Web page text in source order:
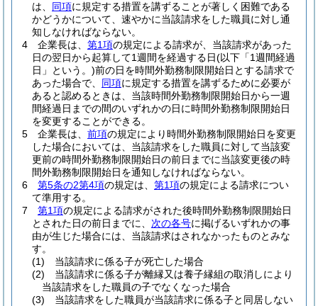
は、 同項に規定する措置を講ずることが著しく困難である
かどうかについて、速やかに当該請求をした職員に対し通
知しなければならない。
4
企業長は、 第1項の規定による請求が、当該請求があった
日の翌日から起算して1週間を経過する日(以下「1週間経過
日」という。)前の日を時間外勤務制限開始日とする請求で
あった場合で、 同項に規定する措置を講ずるために必要が
あると認めるときは、当該時間外勤務制限開始日から一週
間経過日までの間のいずれかの日に時間外勤務制限開始日
を変更することができる。
5
企業長は、 前項の規定により時間外勤務制限開始日を変更
した場合においては、当該請求をした職員に対して当該変
更前の時間外勤務制限開始日の前日までに当該変更後の時
間外勤務制限開始日を通知しなければならない。
6
第5条の2第4項の規定は、 第1項の規定による請求につい
て準用する。
7
第1項の規定による請求がされた後時間外勤務制限開始日
とされた日の前日までに、 次の各号に掲げるいずれかの事
由が生じた場合には、当該請求はされなかったものとみな
す。
(1)
当該請求に係る子が死亡した場合
(2)
当該請求に係る子が離縁又は養子縁組の取消しにより
当該請求をした職員の子でなくなった場合
(3)
当該請求をした職員が当該請求に係る子と同居しない